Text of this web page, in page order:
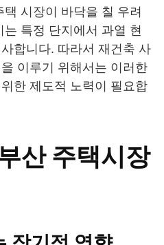
시장이 바닥을 칠 우려
특정 단지에서 과열 현
합니다. 따라서 재건축 사
이루기 위해서는 이러한
한 제도적 노력이 필요합
산 주택시장